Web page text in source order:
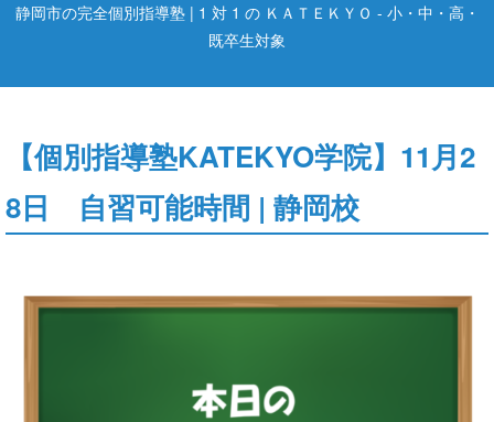
静岡市の完全個別指導塾 | 1 対 1 の ＫＡＴＥＫＹＯ - 小・中・高・
既卒生対象
【個別指導塾KATEKYO学院】11月2
8日 自習可能時間 | 静岡校